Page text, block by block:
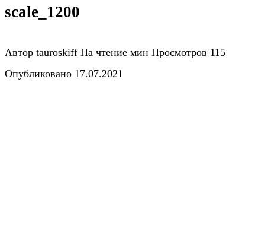
scale_1200
Автор tauroskiff На чтение мин Просмотров 115
Опубликовано 17.07.2021